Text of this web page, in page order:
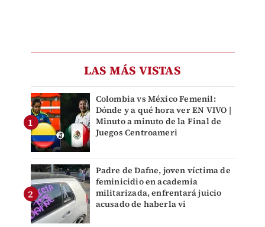
LAS MÁS VISTAS
Colombia vs México Femenil:
Dónde y a qué hora ver EN VIVO |
Minuto a minuto de la Final de
Juegos Centroameri
Padre de Dafne, joven víctima de
feminicidio en academia
militarizada, enfrentará juicio
acusado de haberla vi